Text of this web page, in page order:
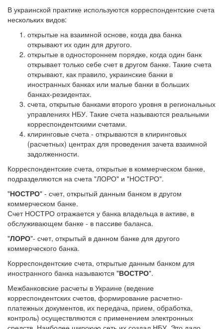
В украинской практике используются корреспондентские счета
нескольких видов:
открытые на взаимной основе, когда два банка
открывают их один для другого.
открытые в одностороннем порядке, когда один банк
открывает только себе счет в другом банке. Такие счета
открывают, как правило, украинские банки в
иностранных банках или малые банки в больших
банках-резидентах.
счета, открытые банками второго уровня в региональных
управлениях НБУ. Такие счета называются реальными
корреспондентскими счетами.
клиринговые счета - открываются в клиринговых
(расчетных) центрах для проведения зачета взаимной
задолженности.
Корреспондентские счета, открытые в коммерческом банке,
подразделяются на счета "ЛОРО" и "НОСТРО".
"НОСТРО" - счет, открытый данным банком в другом
коммерческом банке.
Счет НОСТРО отражается у банка владельца в активе, в
обслуживающем банке - в пассиве баланса.
"ЛОРО"- счет, открытый в данном банке для другого
коммерческого банка.
Корреспондентские счета, открытые данным банком для
иностранного банка называются "ВОСТРО".
Межбанковские расчеты в Украине (ведение
корреспондентских счетов, формирование расчетно-
платежных документов, их передача, прием, обработка,
контроль) осуществляются с применением электронных